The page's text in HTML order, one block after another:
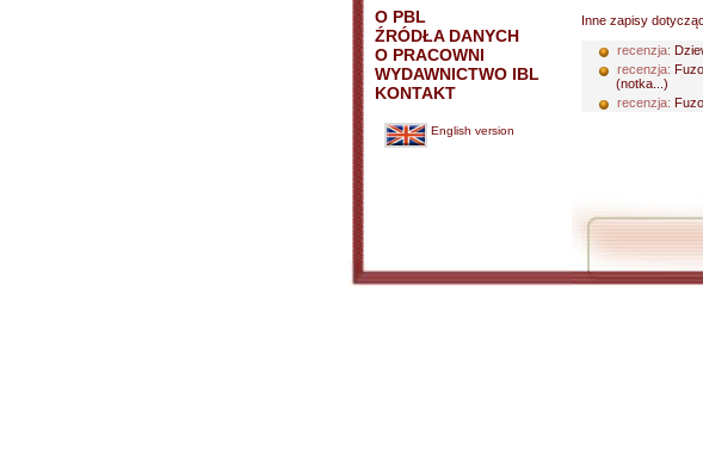
O PBL
ŹRÓDŁA DANYCH
O PRACOWNI
WYDAWNICTWO IBL
KONTAKT
English version
Inne zapisy
recenzja:
recenzja:
(notka...)
recenzja: